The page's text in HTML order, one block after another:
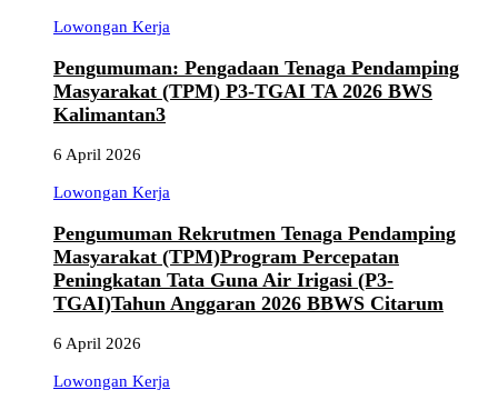
Lowongan Kerja
Pengumuman: Pengadaan Tenaga Pendamping
Masyarakat (TPM) P3-TGAI TA 2026 BWS
Kalimantan3
6 April 2026
Lowongan Kerja
Pengumuman Rekrutmen Tenaga Pendamping
Masyarakat (TPM)Program Percepatan
Peningkatan Tata Guna Air Irigasi (P3-
TGAI)Tahun Anggaran 2026 BBWS Citarum
6 April 2026
Lowongan Kerja